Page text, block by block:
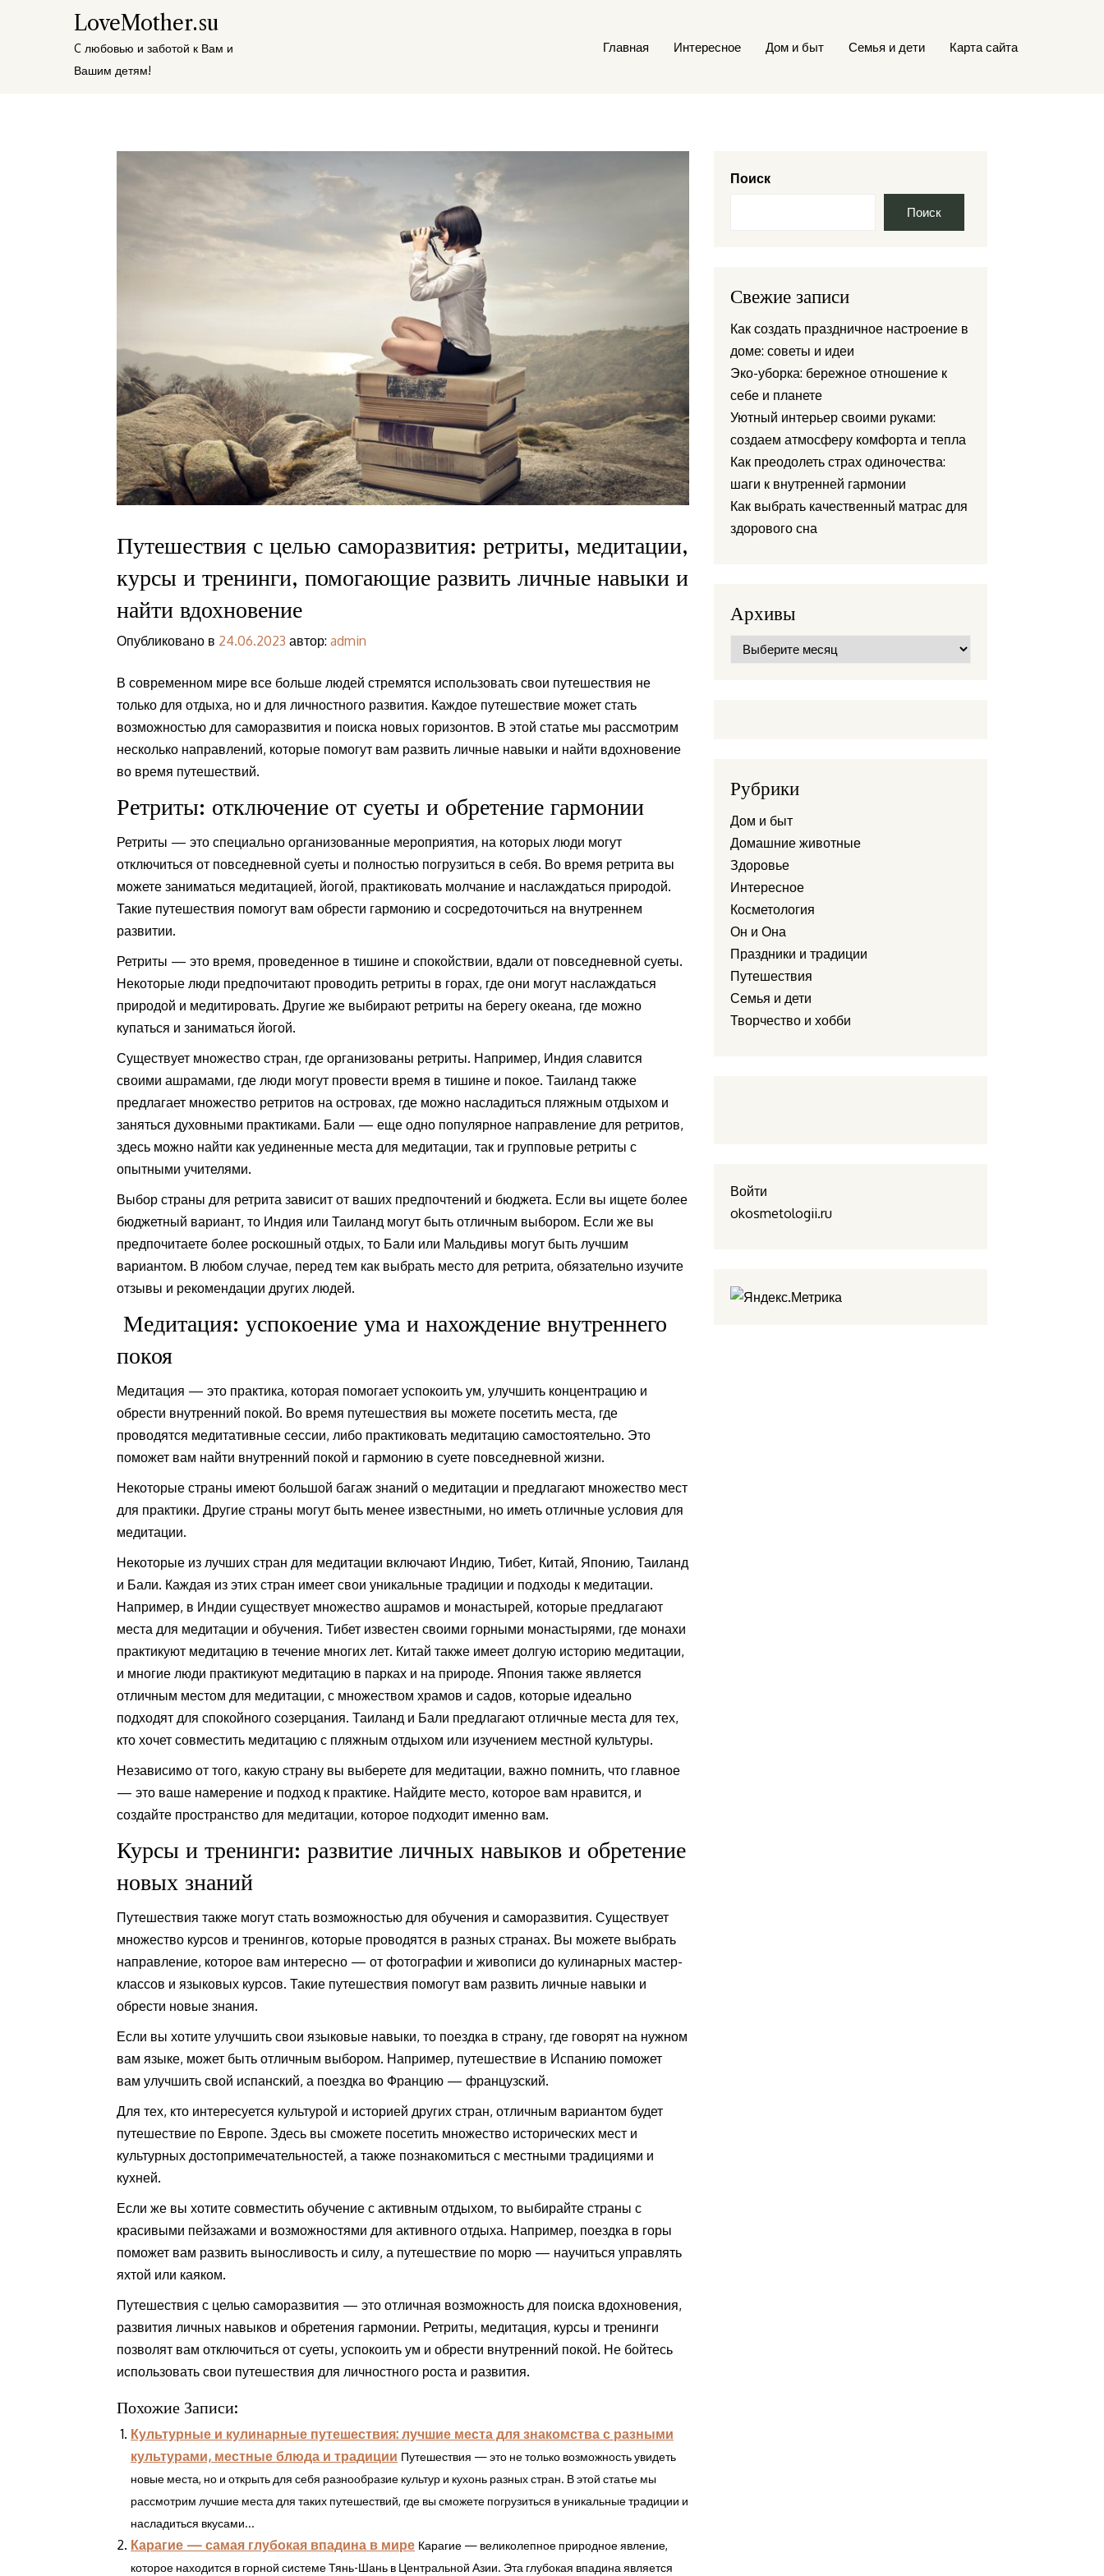
содержимому
LoveMother.su
C любовью и заботой к Вам и
Вашим детям!
Главная Интересное Дом и быт Семья и дети Карта сайта
Путешествия с целью саморазвития: ретриты, медитации,
курсы и тренинги, помогающие развить личные навыки и
найти вдохновение
Опубликовано в 24.06.2023 автор: admin
В современном мире все больше людей стремятся использовать свои путешествия не
только для отдыха, но и для личностного развития. Каждое путешествие может стать
возможностью для саморазвития и поиска новых горизонтов. В этой статье мы рассмотрим
несколько направлений, которые помогут вам развить личные навыки и найти вдохновение
во время путешествий.
Ретриты: отключение от суеты и обретение гармонии
Ретриты — это специально организованные мероприятия, на которых люди могут
отключиться от повседневной суеты и полностью погрузиться в себя. Во время ретрита вы
можете заниматься медитацией, йогой, практиковать молчание и наслаждаться природой.
Такие путешествия помогут вам обрести гармонию и сосредоточиться на внутреннем
развитии.
Ретриты — это время, проведенное в тишине и спокойствии, вдали от повседневной суеты.
Некоторые люди предпочитают проводить ретриты в горах, где они могут наслаждаться
природой и медитировать. Другие же выбирают ретриты на берегу океана, где можно
купаться и заниматься йогой.
Существует множество стран, где организованы ретриты. Например, Индия славится
своими ашрамами, где люди могут провести время в тишине и покое. Таиланд также
предлагает множество ретритов на островах, где можно насладиться пляжным отдыхом и
заняться духовными практиками. Бали — еще одно популярное направление для ретритов,
здесь можно найти как уединенные места для медитации, так и групповые ретриты с
опытными учителями.
Выбор страны для ретрита зависит от ваших предпочтений и бюджета. Если вы ищете более
бюджетный вариант, то Индия или Таиланд могут быть отличным выбором. Если же вы
предпочитаете более роскошный отдых, то Бали или Мальдивы могут быть лучшим
вариантом. В любом случае, перед тем как выбрать место для ретрита, обязательно изучите
отзывы и рекомендации других людей.
Медитация: успокоение ума и нахождение внутреннего
покоя
Медитация — это практика, которая помогает успокоить ум, улучшить концентрацию и
обрести внутренний покой. Во время путешествия вы можете посетить места, где
проводятся медитативные сессии, либо практиковать медитацию самостоятельно. Это
поможет вам найти внутренний покой и гармонию в суете повседневной жизни.
Некоторые страны имеют большой багаж знаний о медитации и предлагают множество мест
для практики. Другие страны могут быть менее известными, но иметь отличные условия для
медитации.
Некоторые из лучших стран для медитации включают Индию, Тибет, Китай, Японию, Таиланд
и Бали. Каждая из этих стран имеет свои уникальные традиции и подходы к медитации.
Например, в Индии существует множество ашрамов и монастырей, которые предлагают
места для медитации и обучения. Тибет известен своими горными монастырями, где монахи
практикуют медитацию в течение многих лет. Китай также имеет долгую историю медитации,
и многие люди практикуют медитацию в парках и на природе. Япония также является
отличным местом для медитации, с множеством храмов и садов, которые идеально
подходят для спокойного созерцания. Таиланд и Бали предлагают отличные места для тех,
кто хочет совместить медитацию с пляжным отдыхом или изучением местной культуры.
Независимо от того, какую страну вы выберете для медитации, важно помнить, что главное
— это ваше намерение и подход к практике. Найдите место, которое вам нравится, и
создайте пространство для медитации, которое подходит именно вам.
Курсы и тренинги: развитие личных навыков и обретение
новых знаний
Путешествия также могут стать возможностью для обучения и саморазвития. Существует
множество курсов и тренингов, которые проводятся в разных странах. Вы можете выбрать
направление, которое вам интересно — от фотографии и живописи до кулинарных мастер-
классов и языковых курсов. Такие путешествия помогут вам развить личные навыки и
обрести новые знания.
Если вы хотите улучшить свои языковые навыки, то поездка в страну, где говорят на нужном
вам языке, может быть отличным выбором. Например, путешествие в Испанию поможет
вам улучшить свой испанский, а поездка во Францию — французский.
Для тех, кто интересуется культурой и историей других стран, отличным вариантом будет
путешествие по Европе. Здесь вы сможете посетить множество исторических мест и
культурных достопримечательностей, а также познакомиться с местными традициями и
кухней.
Если же вы хотите совместить обучение с активным отдыхом, то выбирайте страны с
красивыми пейзажами и возможностями для активного отдыха. Например, поездка в горы
поможет вам развить выносливость и силу, а путешествие по морю — научиться управлять
яхтой или каяком.
Путешествия с целью саморазвития — это отличная возможность для поиска вдохновения,
развития личных навыков и обретения гармонии. Ретриты, медитация, курсы и тренинги
позволят вам отключиться от суеты, успокоить ум и обрести внутренний покой. Не бойтесь
использовать свои путешествия для личностного роста и развития.
Похожие Записи:
Культурные и кулинарные путешествия: лучшие места для знакомства с разными
культурами, местные блюда и традиции Путешествия — это не только возможность увидеть
новые места, но и открыть для себя разнообразие культур и кухонь разных стран. В этой статье мы
рассмотрим лучшие места для таких путешествий, где вы сможете погрузиться в уникальные традиции и
насладиться вкусами...
Карагие — самая глубокая впадина в мире Карагие — великолепное природное явление,
которое находится в горной системе Тянь-Шань в Центральной Азии. Эта глубокая впадина является
Поиск
Поиск
Свежие записи
Как создать праздничное настроение в
доме: советы и идеи
Эко-уборка: бережное отношение к
себе и планете
Уютный интерьер своими руками:
создаем атмосферу комфорта и тепла
Как преодолеть страх одиночества:
шаги к внутренней гармонии
Как выбрать качественный матрас для
здорового сна
Архивы
Архивы
Рубрики
Дом и быт
Домашние животные
Здоровье
Интересное
Косметология
Он и Она
Праздники и традиции
Путешествия
Семья и дети
Творчество и хобби
Войти
okosmetologii.ru